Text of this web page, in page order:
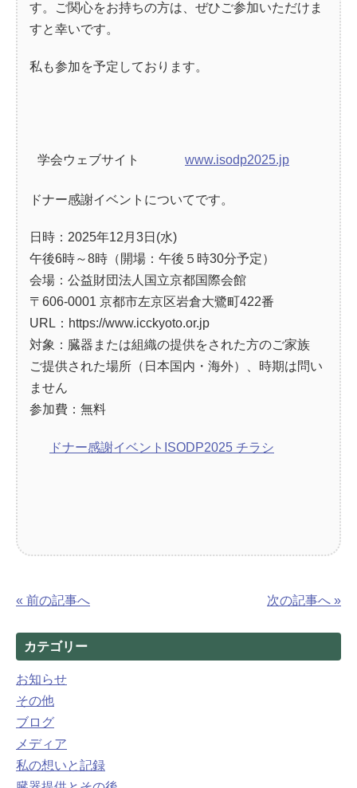
す。ご関心をお持ちの方は、ぜひご参加いただけま
すと幸いです。
私も参加を予定しております。
学会ウェブサイト www.isodp2025.jp
ドナー感謝イベントについてです。
日時：2025年12月3日(水)
午後6時～8時（開場：午後５時30分予定）
会場：公益財団法人国立京都国際会館
〒606-0001 京都市左京区岩倉大鷺町422番
URL：https://www.icckyoto.or.jp
対象：臓器または組織の提供をされた方のご家族
ご提供された場所（日本国内・海外）、時期は問い
ません
参加費：無料
ドナー感謝イベントISODP2025 チラシ
« 前の記事へ 次の記事へ »
カテゴリー
お知らせ
その他
ブログ
メディア
私の想いと記録